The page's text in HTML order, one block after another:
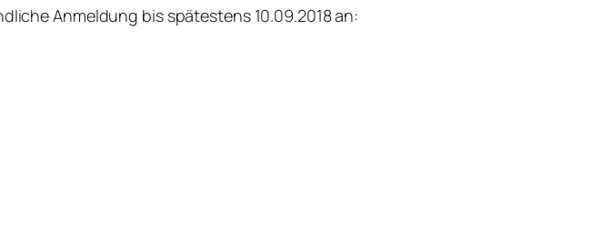
Anmeldung bis spätestens 10.09.2018 an: